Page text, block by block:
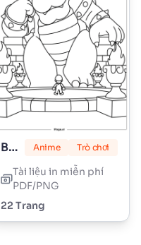
Bowser Anime Trò chơi
Tài liệu in miễn phí
PDF/PNG
22 Trang